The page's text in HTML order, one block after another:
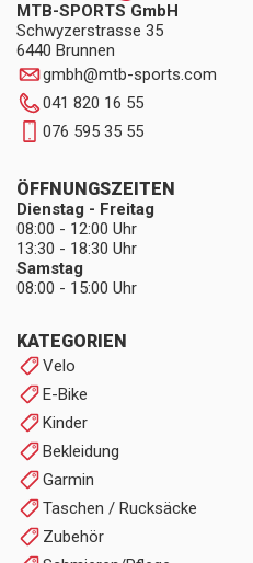
MTB-SPORTS GmbH
Schwyzerstrasse 35
6440 Brunnen
gmbh@mtb-sports.com
041 820 16 55
076 595 35 55
KATEGORIEN
Velo
E-Bike
Kinder
Bekleidung
Garmin
Taschen / Rucksäcke
Zubehör
ÖFFNUNGSZEITEN
Dienstag - Freitag
08:00 - 12:00 Uhr
13:30 - 18:30 Uhr
Samstag
08:00 - 15:00 Uhr